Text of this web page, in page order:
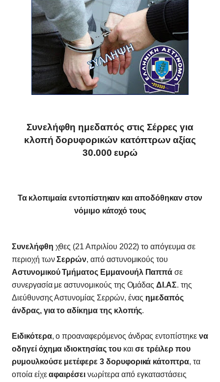
Συνελήφθη ημεδαπός στις Σέρρες για
κλοπή δορυφορικών κατόπτρων αξίας
30.000 ευρώ
Τα κλοπιμαία εντοπίστηκαν και αποδόθηκαν στον
νόμιμο κάτοχό τους
Συνελήφθη χθες (21 Απριλίου 2022) το απόγευμα σε
περιοχή τωνΣερρών, από αστυνομικούς του
Αστυνομικού Τμήματος Εμμανουήλ Παππά σε
συνεργασία με αστυνομικούς της ΟμάδαςΔΙ.ΑΣ. της
Διεύθυνσης Αστυνομίας Σερρών, ένας ημεδαπός
άνδρας, για το αδίκημα της κλοπής.
Ειδικότερα, ο προαναφερόμενος άνδρας εντοπίστηκε να
οδηγεί όχημα ιδιοκτησίας τουκαισε τρέιλερ που
ρυμουλκούσε μετέφερε 3 δορυφορικά κάτοπτρα, τα
οποία είχεαφαιρέσει νωρίτερα από εγκαταστάσεις